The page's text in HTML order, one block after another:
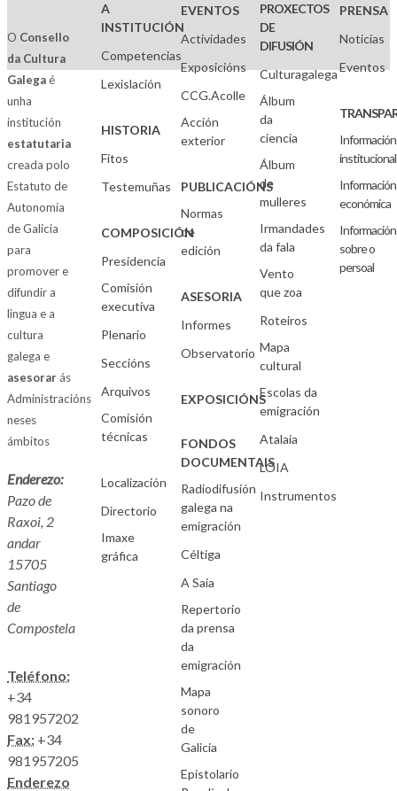
O Consello
da Cultura
Galegaé
unha
institución
estatutaria
creada polo
Estatuto de
Autonomía
de Galicia
para
promover e
difundir a
lingua e a
cultura
galega e
asesorarás
Administracións
neses
ámbitos
Enderezo:
Pazo de
Raxoi, 2
andar
15705
Santiago
de
Compostela
Teléfono:
+34
981957202
Fax: +34
981957205
Enderezo
A
INSTITUCIÓN
Competencias
Lexislación
HISTORIA
Fitos
Testemuñas
COMPOSICIÓN
Presidencia
Comisión
executiva
Plenario
Seccións
Arquivos
Comisión
técnicas
Localización
Directorio
Imaxe
gráfica
EVENTOS
Actividades
Exposicións
CCG.Acolle
Acción
exterior
PUBLICACIÓNS
Normas
de
edición
ASESORIA
Informes
Observatorio
EXPOSICIÓNS
FONDOS
DOCUMENTAIS
Radiodifusión
galega na
emigración
Céltiga
A Saia
Repertorio
da prensa
da
emigración
Mapa
sonoro
de
Galicia
Epistolario
PROXECTOS
DE
DIFUSIÓN
Culturagalega
Álbum
da
ciencia
Álbum
de
mulleres
Irmandades
da fala
Vento
que zoa
Roteiros
Mapa
cultural
Escolas da
emigración
Atalaia
LOIA
Instrumentos
PRENSA
Noticias
Eventos
Información
institucional
Información
económica
Información
sobre o
persoal